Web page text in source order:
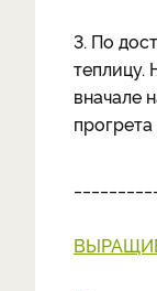
3. По
теплицу.
вначале
прогрета